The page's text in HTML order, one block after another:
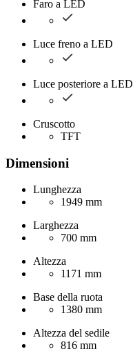
Faro a LED
Luce freno a LED
Luce posteriore a LED
Cruscotto
TFT
Dimensioni
Lunghezza
1949 mm
Larghezza
700 mm
Altezza
1171 mm
Base della ruota
1380 mm
Altezza del sedile
816 mm